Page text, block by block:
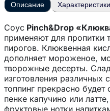
Описание Характеристики
Соус Pinch&Drop
применяют для пропитки
пирогов. Клюквенная
дополняет мороженое,
творожные десерты. С
изготовления различных
топпинг прекрасно
пенке капучино или